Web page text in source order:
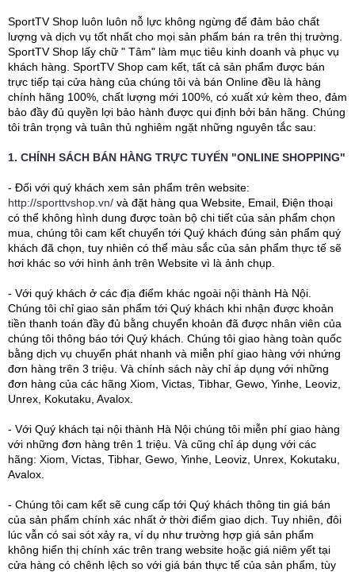
SportTV Shop luôn luôn nỗ lực không ngừng để đảm bảo chất
lượng và dịch vụ tốt nhất cho mọi sản phẩm bán ra trên thị trường.
SportTV Shop lấy chữ " Tâm" làm mục tiêu kinh doanh và phục vụ
khách hàng. SportTV Shop cam kết, tất cả sản phẩm được bán
trực tiếp tại cửa hàng của chúng tôi và bán Online đều là hàng
chính hãng 100%, chất lượng mới 100%, có xuất xứ kèm theo, đảm
bảo đầy đủ quyền lợi bảo hành được qui định bởi bản hãng. Chúng
tôi trân trọng và tuân thủ nghiêm ngặt những nguyên tắc sau:
1. CHÍNH SÁCH BÁN HÀNG TRỰC TUYẾN "ONLINE SHOPPING"
- Đối với quý khách xem sản phẩm trên website:
http://sporttvshop.vn/ và đặt hàng qua Website, Email, Điện thoại
có thể không hình dung được toàn bộ chi tiết của sản phẩm chọn
mua, chúng tôi cam kết chuyển tới Quý khách đúng sản phẩm quý
khách đã chọn, tuy nhiên có thể màu sắc của sản phẩm thực tế sẽ
hơi khác so với hình ảnh trên Website vì là ảnh chụp.
- Với quý khách ở các địa điểm khác ngoài nội thành Hà Nội.
Chúng tôi chỉ giao sản phẩm tới Quý khách khi nhận được khoản
tiền thanh toán đầy đủ bằng chuyển khoản đã được nhân viên của
chúng tôi thông báo tới Quý khách. Chúng tôi giao hàng toàn quốc
bằng dịch vụ chuyển phát nhanh và miễn phí giao hàng với nhứng
đơn hàng trên 3 triệu. Và chính sách này chỉ áp dụng với những
đơn hàng của các hãng Xiom, Victas, Tibhar, Gewo, Yinhe, Leoviz,
Unrex, Kokutaku, Avalox.
- Với Quý khách tại nội thành Hà Nội chúng tôi miễn phí giao hàng
với những đơn hàng trên 1 triệu. Và cũng chỉ áp dụng với các
hãng: Xiom, Victas, Tibhar, Gewo, Yinhe, Leoviz, Unrex, Kokutaku,
Avalox.
- Chúng tôi cam kết sẽ cung cấp tới Quý khách thông tin giá bán
của sản phẩm chính xác nhất ở thời điểm giao dịch. Tuy nhiên, đôi
lúc vẫn có sai sót xảy ra, ví dụ như trường hợp giá sản phẩm
không hiển thị chính xác trên trang website hoặc giá niêm yết tại
cửa hàng có chênh lệch so với giá bán thực tế của sản phẩm, tùy